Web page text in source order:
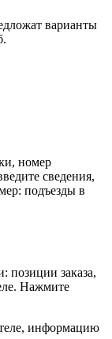
варианты
номер
сведения,
подъезды в
позиции заказа,
Нажмите
информацию